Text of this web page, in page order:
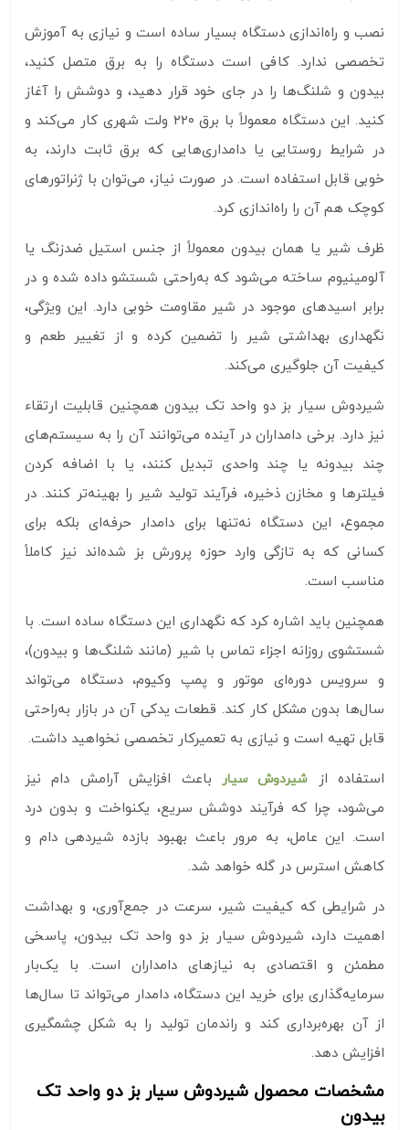
نصب و راه‌اندازی دستگاه بسیار ساده است و نیازی به آموزش
تخصصی ندارد. کافی است دستگاه را به برق متصل کنید،
بیدون و شلنگ‌ها را در جای خود قرار دهید، و دوشش را آغاز
کنید. این دستگاه معمولاً با برق ۲۲۰ ولت شهری کار می‌کند و
در شرایط روستایی یا دامداری‌هایی که برق ثابت دارند، به
خوبی قابل استفاده است. در صورت نیاز، می‌توان با ژنراتورهای
کوچک هم آن را راه‌اندازی کرد.
ظرف شیر یا همان بیدون معمولاً از جنس استیل ضدزنگ یا
آلومینیوم ساخته می‌شود که به‌راحتی شستشو داده شده و در
برابر اسیدهای موجود در شیر مقاومت خوبی دارد. این ویژگی،
نگهداری بهداشتی شیر را تضمین کرده و از تغییر طعم و
کیفیت آن جلوگیری می‌کند.
شیردوش سیار بز دو واحد تک بیدون همچنین قابلیت ارتقاء
نیز دارد. برخی دامداران در آینده می‌توانند آن را به سیستم‌های
چند بیدونه یا چند واحدی تبدیل کنند، یا با اضافه کردن
فیلترها و مخازن ذخیره، فرآیند تولید شیر را بهینه‌تر کنند. در
مجموع، این دستگاه نه‌تنها برای دامدار حرفه‌ای بلکه برای
کسانی که به تازگی وارد حوزه پرورش بز شده‌اند نیز کاملاً
مناسب است.
همچنین باید اشاره کرد که نگهداری این دستگاه ساده است. با
شستشوی روزانه اجزاء تماس با شیر (مانند شلنگ‌ها و بیدون)،
و سرویس دوره‌ای موتور و پمپ وکیوم، دستگاه می‌تواند
سال‌ها بدون مشکل کار کند. قطعات یدکی آن در بازار به‌راحتی
قابل تهیه است و نیازی به تعمیرکار تخصصی نخواهید داشت.
استفاده از شیردوش سیار
باعث افزایش آرامش دام نیز
می‌شود، چرا که فرآیند دوشش سریع، یکنواخت و بدون درد
است. این عامل، به مرور باعث بهبود بازده شیردهی دام و
کاهش استرس در گله خواهد شد.
در شرایطی که کیفیت شیر، سرعت در جمع‌آوری، و بهداشت
اهمیت دارد، شیردوش سیار بز دو واحد تک بیدون، پاسخی
مطمئن و اقتصادی به نیازهای دامداران است. با یک‌بار
سرمایه‌گذاری برای خرید این دستگاه، دامدار می‌تواند تا سال‌ها
از آن بهره‌برداری کند و راندمان تولید را به شکل چشمگیری
افزایش دهد.
مشخصات محصول شیردوش سیار بز دو واحد تک
بیدون